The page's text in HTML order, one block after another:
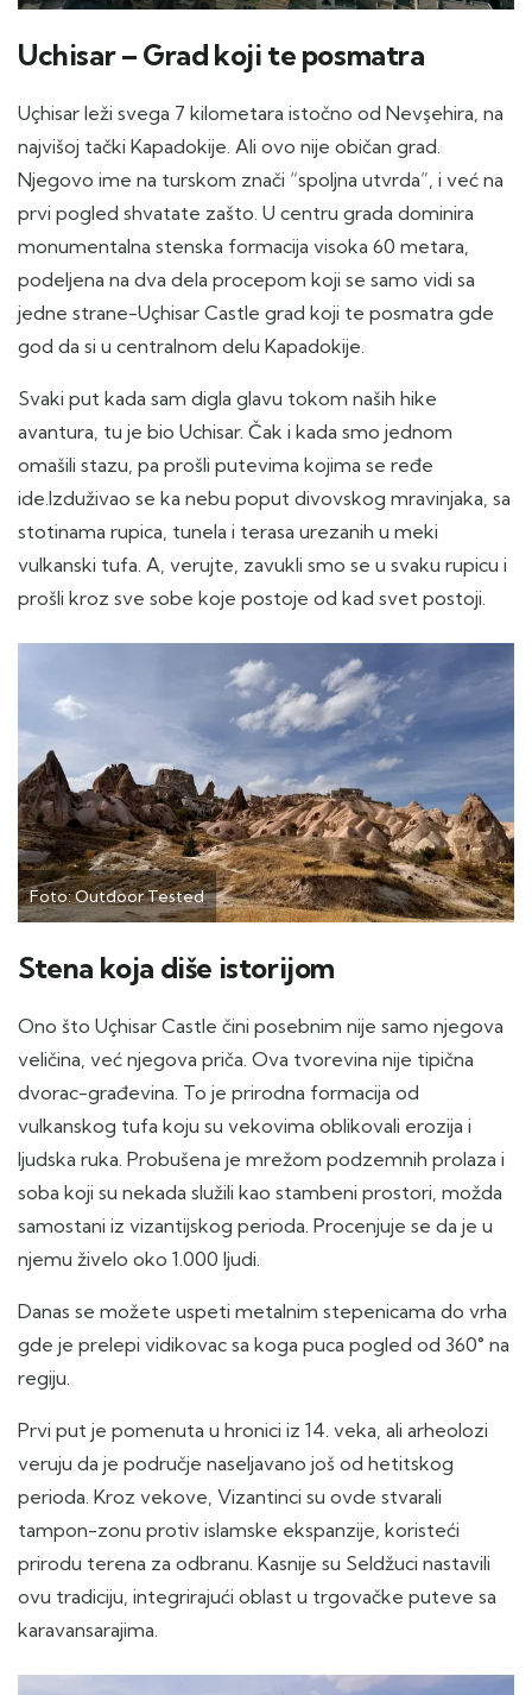
Uchisar – Grad koji te posmatra
Uçhisar leži svega 7 kilometara istočno od Nevşehira, na
najvišoj tački Kapadokije. Ali ovo nije običan grad.
Njegovo ime na turskom znači “spoljna utvrda”, i već na
prvi pogled shvatate zašto. U centru grada dominira
monumentalna stenska formacija visoka 60 metara,
podeljena na dva dela procepom koji se samo vidi sa
jedne strane-Uçhisar Castle grad koji te posmatra gde
god da si u centralnom delu Kapadokije.
Svaki put kada sam digla glavu tokom naših hike
avantura, tu je bio Uchisar. Čak i kada smo jednom
omašili stazu, pa prošli putevima kojima se ređe
ide.Izduživao se ka nebu poput divovskog mravinjaka, sa
stotinama rupica, tunela i terasa urezanih u meki
vulkanski tufa. A, verujte, zavukli smo se u svaku rupicu i
prošli kroz sve sobe koje postoje od kad svet postoji.
Foto: Outdoor Tested
Stena koja diše istorijom
Ono što Uçhisar Castle čini posebnim nije samo njegova
veličina, već njegova priča. Ova tvorevina nije tipična
dvorac-građevina. To je prirodna formacija od
vulkanskog tufa koju su vekovima oblikovali erozija i
ljudska ruka. Probušena je mrežom podzemnih prolaza i
soba koji su nekada služili kao stambeni prostori, možda
samostani iz vizantijskog perioda. Procenjuje se da je u
njemu živelo oko 1.000 ljudi.
Danas se možete uspeti metalnim stepenicama do vrha
gde je prelepi vidikovac sa koga puca pogled od 360° na
regiju.
Prvi put je pomenuta u hronici iz 14. veka, ali arheolozi
veruju da je područje naseljavano još od hetitskog
perioda. Kroz vekove, Vizantinci su ovde stvarali
tampon-zonu protiv islamske ekspanzije, koristeći
prirodu terena za odbranu. Kasnije su Seldžuci nastavili
ovu tradiciju, integrirajući oblast u trgovačke puteve sa
karavansarajima.